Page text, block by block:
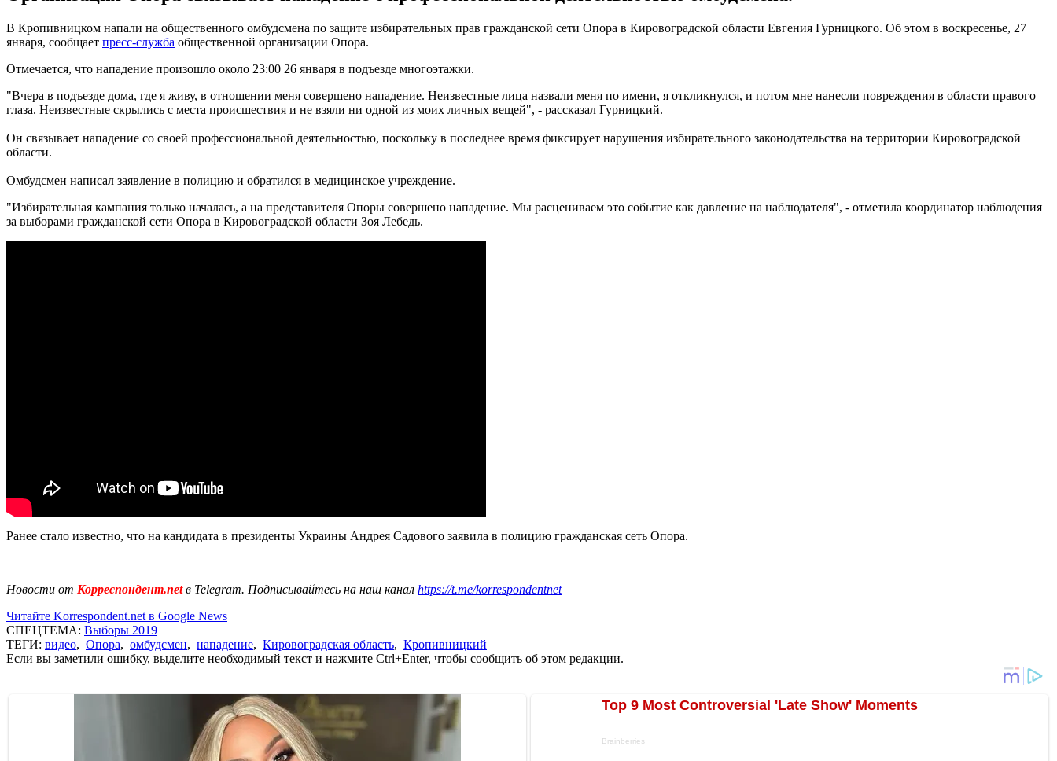
В Кропивницком напали на общественного омбудсмена по защите избирательных прав гражданской сети Опора в Кировоградской области Евгения Гурницкого. Об этом в воскресенье, 27
января, сообщает пресс-служба общественной организации Опора.
Отмечается, что нападение произошло около 23:00 26 января в подъезде многоэтажки.
"Вчера в подъезде дома, где я живу, в отношении меня совершено нападение. Неизвестные лица назвали меня по имени, я откликнулся, и потом мне нанесли повреждения в области правого
глаза. Неизвестные скрылись с места происшествия и не взяли ни одной из моих личных вещей", - рассказал Гурницкий.
Он связывает нападение со своей профессиональной деятельностью, поскольку в последнее время фиксирует нарушения избирательного законодательства на территории Кировоградской
области.
Омбудсмен написал заявление в полицию и обратился в медицинское учреждение.
"Избирательная кампания только началась, а на представителя Опоры совершено нападение. Мы расцениваем это событие как давление на наблюдателя", - отметила координатор наблюдения
за выборами гражданской сети Опора в Кировоградской области Зоя Лебедь.
Ранее стало известно, что на кандидата в президенты Украины Андрея Садового заявила в полицию гражданская сеть Опора.
Новости от Корреспондент.netв Telegram. Подписывайтесь на наш канал https://t.me/korrespondentnet
Читайте Korrespondent.net в Google News
СПЕЦТЕМА: Выборы 2019
ТЕГИ: видео, Опора, омбудсмен, нападение, Кировоградская область, Кропивницкий
Если вы заметили ошибку, выделите необходимый текст и нажмите Ctrl+Enter, чтобы сообщить об этом редакции.